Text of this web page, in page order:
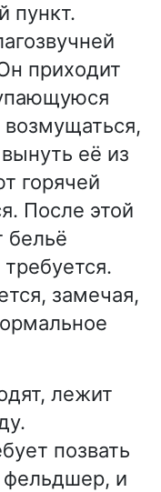
пункт.
приходит
возмущаться,
её из
горячей
После этой
бельё
замечая,
лежит
позвать
фельдшер, и